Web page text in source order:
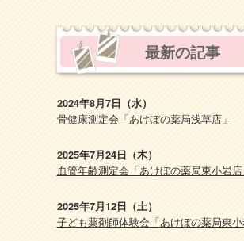
最新の記事
2024年8月7日（水）
骨健康測定会「あけぼの薬局浅草店」
2025年7月24日（木）
血管年齢測定会「あけぼの薬局東小岩店
2025年7月12日（土）
子ども薬剤師体験会「あけぼの薬局東小